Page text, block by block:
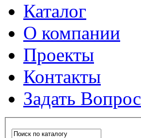
Каталог
О компании
Проекты
Контакты
Задать Вопрос